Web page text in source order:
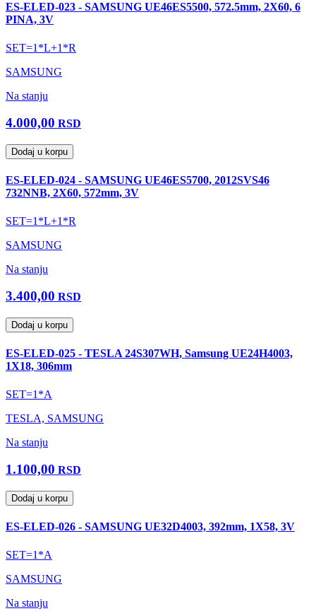
ES-ELED-023 - SAMSUNG UE46ES5500, 572.5mm, 2X60, 6
PINA, 3V
SET=1*L+1*R
SAMSUNG
Na stanju
4.000,00 RSD
Dodaj u korpu
ES-ELED-024 - SAMSUNG UE46ES5700, 2012SVS46
732NNB, 2X60, 572mm, 3V
SET=1*L+1*R
SAMSUNG
Na stanju
3.400,00 RSD
Dodaj u korpu
ES-ELED-025 - TESLA 24S307WH, Samsung UE24H4003,
1X18, 306mm
SET=1*A
TESLA, SAMSUNG
Na stanju
1.100,00 RSD
Dodaj u korpu
ES-ELED-026 - SAMSUNG UE32D4003, 392mm, 1X58, 3V
SET=1*A
SAMSUNG
Na stanju